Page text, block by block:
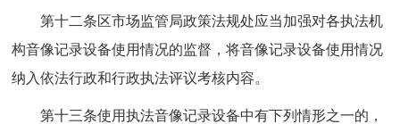
第十二条区市场监管局政策法规处应当加强对各执法机
构音像记录设备使用情况的监督，将音像记录设备使用情况
纳入依法行政和行政执法评议考核内容。
第十三条使用执法音像记录设备中有下列情形之一的，